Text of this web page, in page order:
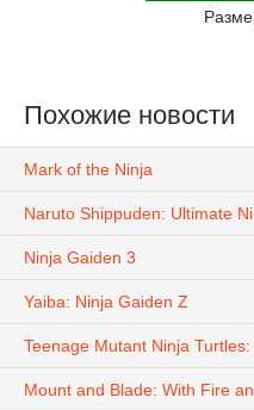
Похожие новости
Mark of the Ninja
Naruto Shippuden: Ultimate
Ninja Gaiden 3
Yaiba: Ninja Gaiden Z
Teenage Mutant Ninja
Mount and Blade: With Fire